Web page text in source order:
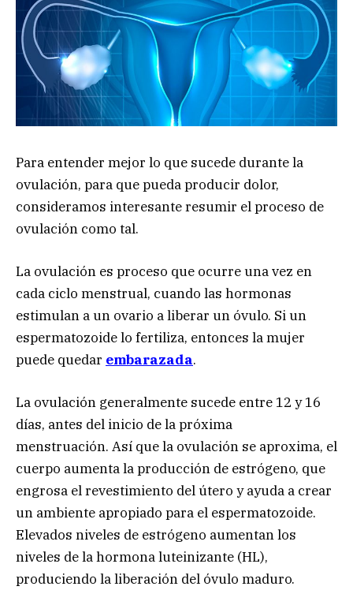
Para entender mejor lo que sucede durante la
ovulación, para que pueda producir dolor,
consideramos interesante resumir el proceso de
ovulación como tal.
La ovulación es proceso que ocurre una vez en
cada ciclo menstrual, cuando las hormonas
estimulan a un ovario a liberar un óvulo. Si un
espermatozoide lo fertiliza, entonces la mujer
puede quedar embarazada.
La ovulación generalmente sucede entre 12 y 16
días, antes del inicio de la próxima
menstruación. Así que la ovulación se aproxima, el
cuerpo aumenta la producción de estrógeno, que
engrosa el revestimiento del útero y ayuda a crear
un ambiente apropiado para el espermatozoide.
Elevados niveles de estrógeno aumentan los
niveles de la hormona luteinizante (HL),
produciendo la liberación del óvulo maduro.